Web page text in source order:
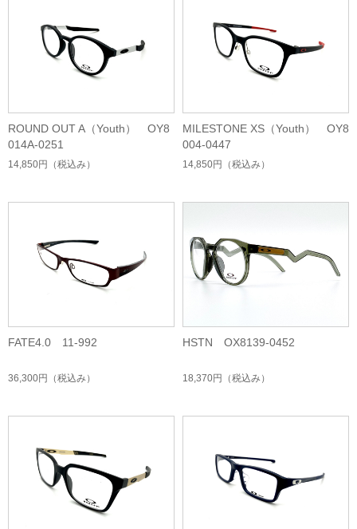
ROUND OUT A（Youth） OY8
014A-0251
14,850円 （税込み）
MILESTONE XS（Youth） OY8
004-0447
14,850円 （税込み）
FATE4.0 11-992
36,300円 （税込み）
HSTN OX8139-0452
18,370円 （税込み）